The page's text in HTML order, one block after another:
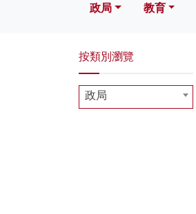
政局 教育
按類別瀏覽
政局